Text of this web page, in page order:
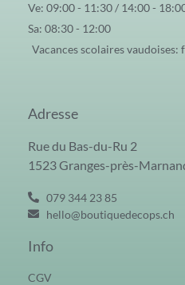
Ve: 09:00 - 11:30 / 14:00 -
Sa: 08:30 - 12:00
Vacances scolaires
Adresse
Rue du Bas-du-Ru 2
1523 Granges-près-
079 344 23 85
hello@boutiquedecops.ch
Info
CGV